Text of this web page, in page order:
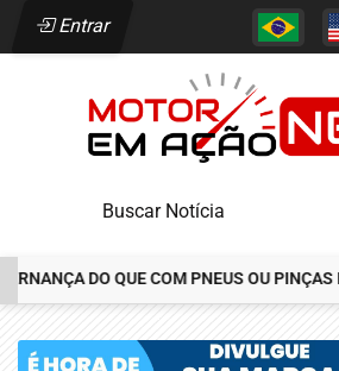
Entrar
DO QUE COM PNEUS OU PINÇAS DE